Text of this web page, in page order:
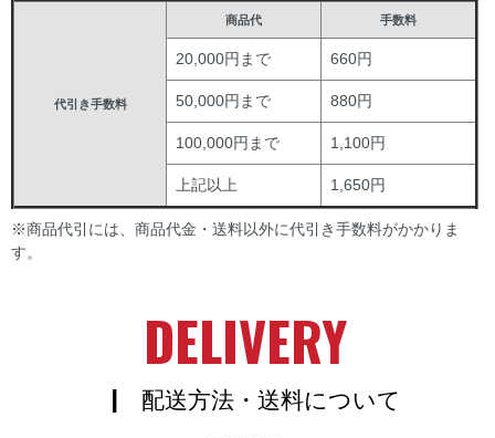
代引き手数料
商品代 手数料
20,000円まで 660円
50,000円まで 880円
100,000円まで 1,100円
上記以上 1,650円
※商品代引には、商品代金・送料以外に代引き手数料がかかりま
す。
DELIVERY
| 配送方法・送料について